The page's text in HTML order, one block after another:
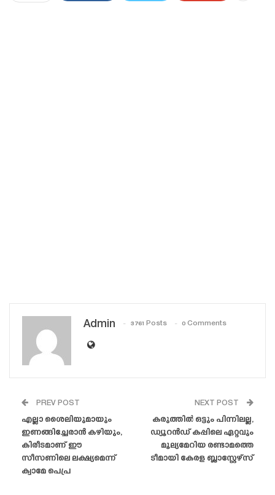
Admin 3761 Posts 0 Comments
PREV POST
എല്ലാ ശൈലിയുമായും
ഇണങ്ങിച്ചേരാൻ കഴിയും,
കിരീടമാണ് ഈ
സീസണിലെ ലക്ഷ്യമെന്ന്
ക്വാമേ പെപ്ര
NEXT POST
കരുത്തിൽ ഒട്ടും പിന്നിലല്ല,
ഡ്യൂറൻഡ് കപ്പിലെ ഏറ്റവും
മൂല്യമേറിയ രണ്ടാമത്തെ
ടീമായി കേരള ബ്ലാസ്റ്റേഴ്‌സ്